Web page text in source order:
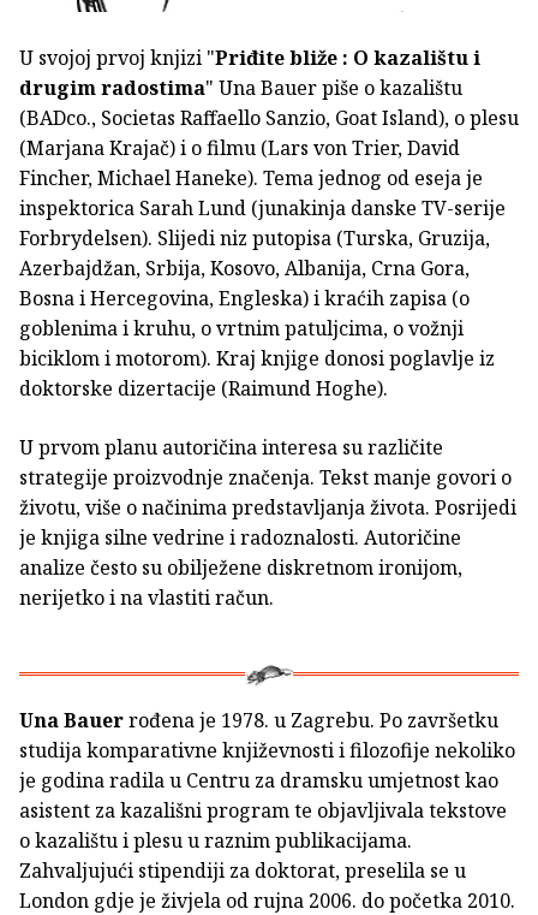
U svojoj prvoj knjizi "Priđite bliže : O kazalištu i
drugim radostima" Una Bauer piše o kazalištu
(BADco., Societas Raffaello Sanzio, Goat Island), o plesu
(Marjana Krajač) i o filmu (Lars von Trier, David
Fincher, Michael Haneke). Tema jednog od eseja je
inspektorica Sarah Lund (junakinja danske TV-serije
Forbrydelsen). Slijedi niz putopisa (Turska, Gruzija,
Azerbajdžan, Srbija, Kosovo, Albanija, Crna Gora,
Bosna i Hercegovina, Engleska) i kraćih zapisa (o
goblenima i kruhu, o vrtnim patuljcima, o vožnji
biciklom i motorom). Kraj knjige donosi poglavlje iz
doktorske dizertacije (Raimund Hoghe).
U prvom planu autoričina interesa su različite
strategije proizvodnje značenja. Tekst manje govori o
životu, više o načinima predstavljanja života. Posrijedi
je knjiga silne vedrine i radoznalosti. Autoričine
analize često su obilježene diskretnom ironijom,
nerijetko i na vlastiti račun.
Una Bauerrođena je 1978. u Zagrebu. Po završetku
studija komparativne književnosti i filozofije nekoliko
je godina radila u Centru za dramsku umjetnost kao
asistent za kazališni program te objavljivala tekstove
o kazalištu i plesu u raznim publikacijama.
Zahvaljujući stipendiji za doktorat, preselila se u
London gdje je živjela od rujna 2006. do početka 2010.